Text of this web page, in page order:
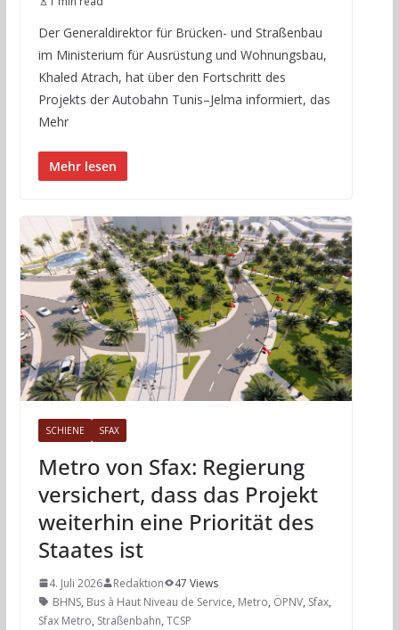
Der Generaldirektor für Brücken- und Straßenbau
im Ministerium für Ausrüstung und Wohnungsbau,
Khaled Atrach, hat über den Fortschritt des
Projekts der Autobahn Tunis–Jelma informiert, das
Mehr
Mehr lesen
SCHIENE SFAX
Metro von Sfax: Regierung
versichert, dass das Projekt
weiterhin eine Priorität des
Staates ist
4. Juli 2026 Redaktion
47 Views
BHNS, Bus à Haut Niveau de Service, Metro, ÖPNV, Sfax,
Sfax Metro, Straßenbahn, TCSP